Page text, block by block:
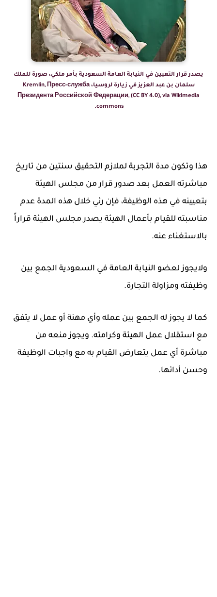
يصدر قرار التعيين في النيابة العامة السعودية بأمر ملكي، صورة للملك
سلمان بن عبد العزيز في زيارة لروسيا، Kremlin, Пресс-служба
Президента Российской Федерации, (CC BY 4.0), via Wikimedia
commons.
هذا وتكون مدة التجربة لملازم التحقيق سنتين من تاريخ
مباشرته العمل بعد صدور قرار من مجلس الهيئة
بتعيينه في هذه الوظيفة، فإن رئي خلال هذه المدة عدم
مناسبته للقيام بأعمال الهيئة يصدر مجلس الهيئة قراراً
بالاستغناء عنه.
ولايجوز لعضو النيابة العامة في السعودية الجمع بين
وظيفته ومزاولة التجارة.
كما لا يجوز له الجمع بين عمله وأي مهنة أو عمل لا يتفق
مع استقلال عمل الهيئة وكرامته. ويجوز منعه من
مباشرة أي عمل يتعارض القيام به مع واجبات الوظيفة
وحسن أدائها.